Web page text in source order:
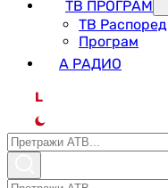
ТВ ПРОГРАМ
ТВ Распоред
Програм
А РАДИО
L